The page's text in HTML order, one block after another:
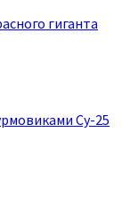
гиганта
Су-25